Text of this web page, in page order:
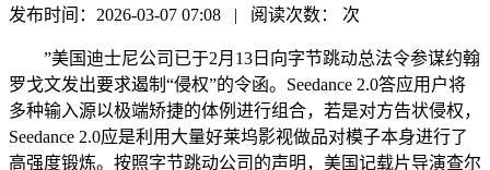
发布时间：2026-03-07 07:08 | 阅读次数： 次
”美国迪士尼公司已于2月13日向字节跳动总法令参谋约翰
罗戈文发出要求遏制“侵权”的令函。Seedance 2.0答应用户将
多种输入源以极端矫捷的体例进行组合，若是对方告状侵权，
Seedance 2.0应是利用大量好莱坞影视做品对模子本身进行了
高强度锻炼。按照字节跳动公司的声明，美国记载片导演查尔